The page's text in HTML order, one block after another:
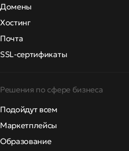
Домены
Хостинг
Почта
SSL-сертификаты
Решения по сфере бизнеса
Подойдут всем
Маркетплейсы
Образование